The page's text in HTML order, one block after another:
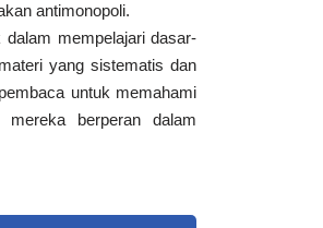
antimonopoli.
mempelajari dasar-
yang sistematis dan
untuk memahami
berperan dalam